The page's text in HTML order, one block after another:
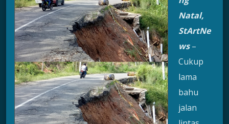
Natal,
StArtNe
ws–
Cukup
lama
bahu
jalan